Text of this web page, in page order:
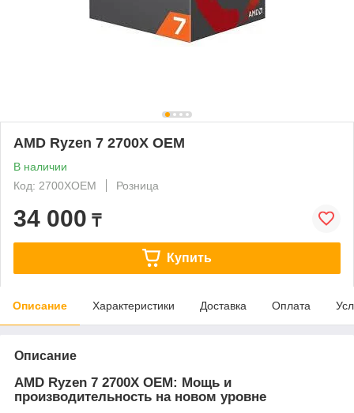
AMD Ryzen 7 2700X OEM
В наличии
Код: 2700XOEM
Розница
34 000 ₸
Купить
Описание Характеристики Доставка Оплата
Описание
AMD Ryzen 7 2700X OEM: Мощь и
производительность на новом уровне